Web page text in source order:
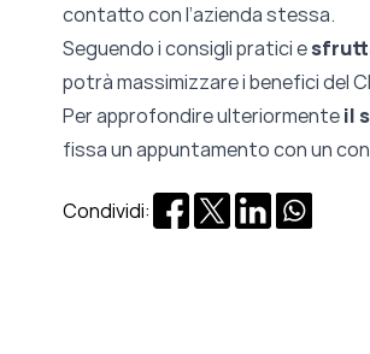
contatto con l’azienda stessa.
Seguendo i consigli pratici e
potrà massimizzare i benefici del
Per approfondire ulteriormenteil
fissa un appuntamento con un
Condividi: